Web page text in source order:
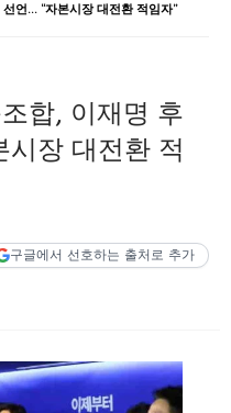
언… “자본시장 대전환 적임자”
합, 이재명 후
장 대전환 적
구글에서 선호하는 출처로 추가